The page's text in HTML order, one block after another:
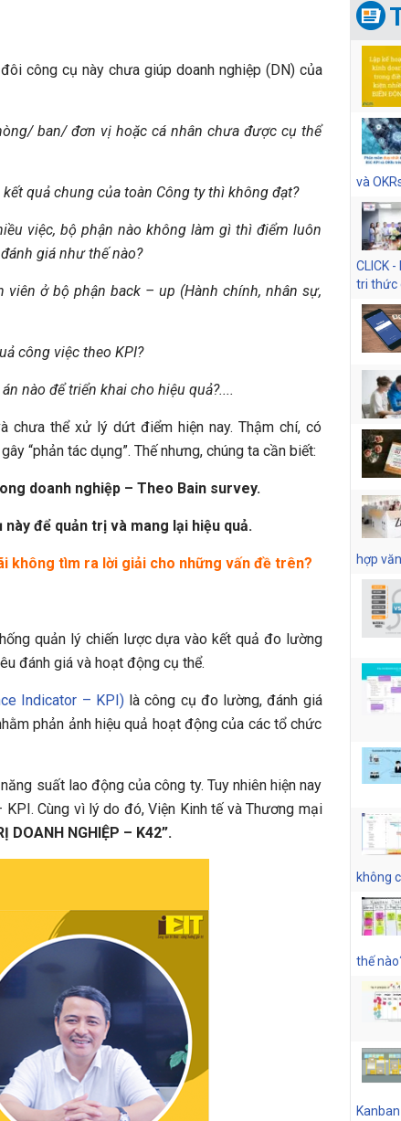
công cụ này chưa giúp doanh nghiệp (DN) của
ban/ đơn vị hoặc cá nhân chưa được cụ thể
quả chung của toàn Công ty thì không đạt?
việc, bộ phận nào không làm gì thì điểm luôn
giá như thế nào?
ở bộ phận back – up (Hành chính, nhân sự,
công việc theo KPI?
nào để triển khai cho hiệu quả?....
thể xử lý dứt điểm hiện nay. Thậm chí, có
“phản tác dụng”. Thế nhưng, chúng ta cần biết:
doanh nghiệp – Theo Bain survey.
để quản trị và mang lại hiệu quả.
không tìm ra lời giải cho những vấn đề trên?
quản lý chiến lược dựa vào kết quả đo lường
đánh giá và hoạt động cụ thể.
Indicator – KPI)là công cụ đo lường, đánh giá
phản ảnh hiệu quả hoạt động của các tổ chức
suất lao động của công ty. Tuy nhiên hiện nay
Cùng vì lý do đó, Viện Kinh tế và Thương mại
DOANH NGHIỆP – K42”.
và
CLICK
tri thức
hợp
không
thế